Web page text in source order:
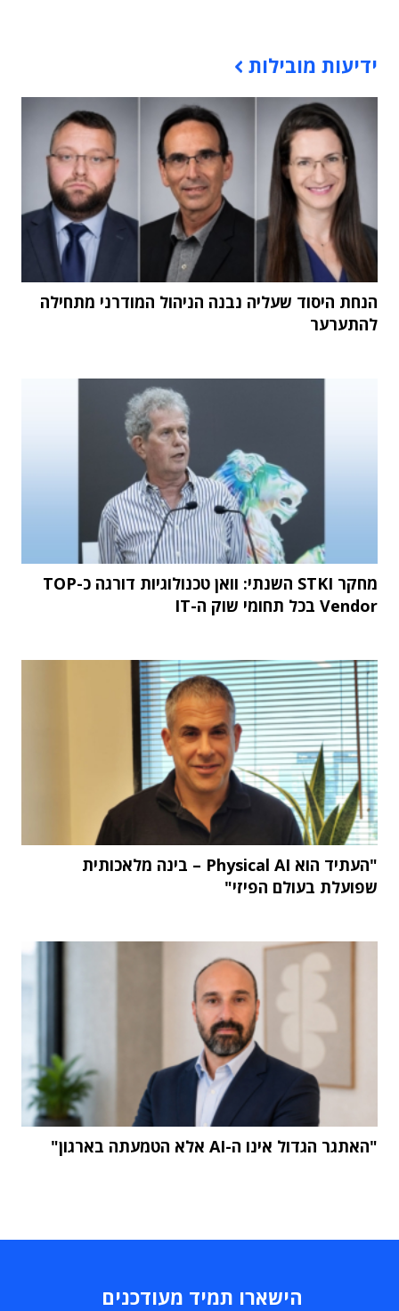
ידיעות מובילות
הנחת היסוד שעליה נבנה הניהול המודרני מתחילה
להתערער
מחקר STKI השנתי: וואן טכנולוגיות דורגה כ-TOP
Vendor בכל תחומי שוק ה-IT
"העתיד הוא Physical AI – בינה מלאכותית
שפועלת בעולם הפיזי"
"האתגר הגדול אינו ה-AI אלא הטמעתה בארגון"
הישארו תמיד מעודכנים